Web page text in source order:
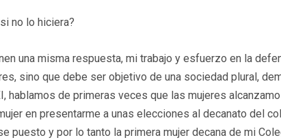
no lo hiciera?
una misma respuesta, mi trabajo y esfuerzo en la
sino que debe ser objetivo de una sociedad plural,
hablamos de primeras veces que las mujeres
en presentarme a unas elecciones al decanato del
puesto y por lo tanto la primera mujer decana de mi